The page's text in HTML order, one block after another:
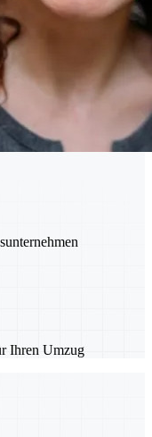
Ihren Umzug